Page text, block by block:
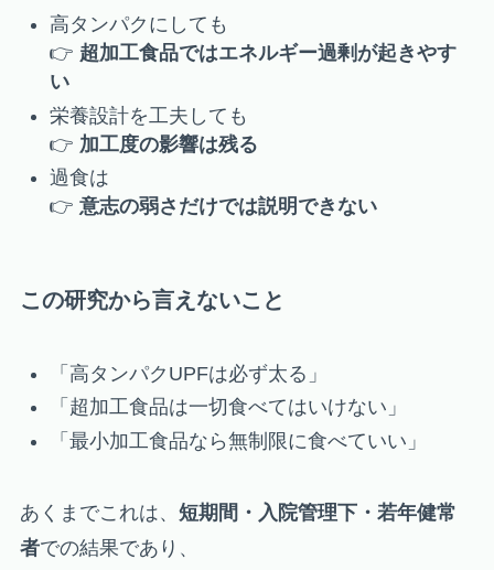
高タンパクにしても
👉 超加工食品ではエネルギー過剰が起きやす
い
栄養設計を工夫しても
👉 加工度の影響は残る
過食は
👉 意志の弱さだけでは説明できない
この研究から言えないこと
「高タンパクUPFは必ず太る」
「超加工食品は一切食べてはいけない」
「最小加工食品なら無制限に食べていい」
あくまでこれは、 短期間・入院管理下・若年健常
者での結果であり、